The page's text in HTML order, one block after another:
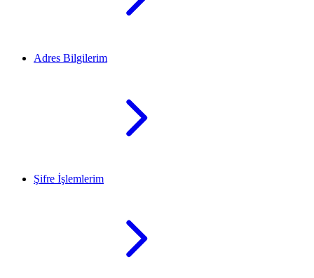
Adres Bilgilerim
Şifre İşlemlerim